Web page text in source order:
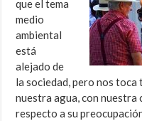
que el tema
medio
ambiental
está
alejado de
la sociedad, pero nos toca
nuestra agua, con nuestra
respecto a su